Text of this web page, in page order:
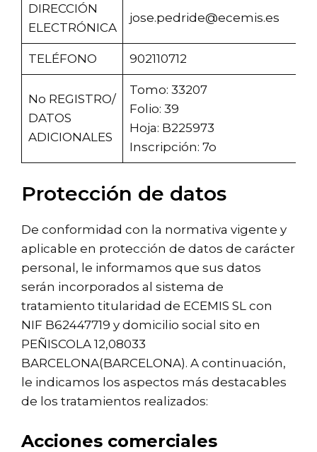
DIRECCIÓN
ELECTRÓNICA
jose.pedride@ecemis.es
TELÉFONO 902110712
No REGISTRO/
DATOS
ADICIONALES
Tomo: 33207
Folio: 39
Hoja: B225973
Inscripción: 7o
Protección de datos
De conformidad con la normativa vigente y
aplicable en protección de datos de carácter
personal, le informamos que sus datos
serán incorporados al sistema de
tratamiento titularidad de ECEMIS SL con
NIF B62447719 y domicilio social sito en
PEÑISCOLA 12,08033
BARCELONA(BARCELONA). A continuación,
le indicamos los aspectos más destacables
de los tratamientos realizados:
Acciones comerciales